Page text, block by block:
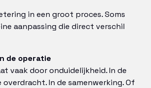
in een groot proces. Soms
aanpassing die direct verschil
de operatie
vaak door onduidelijkheid. In de
overdracht. In de samenwerking. Of